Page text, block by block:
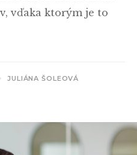
vďaka ktorým je to
JULIÁNA ŠOLEOVÁ